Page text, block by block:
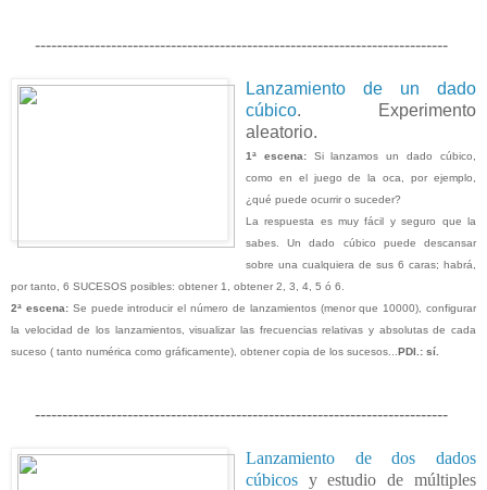
----------------------------------------------------------------------------
Lanzamiento de un dado
cúbico. Experimento
aleatorio.
1ª escena:Si lanzamos un dado cúbico,
como en el juego de la oca, por ejemplo,
¿qué puede ocurrir o suceder?
La respuesta es muy fácil y seguro que la
sabes. Un dado cúbico puede descansar
sobre una cualquiera de sus 6 caras; habrá,
por tanto, 6 SUCESOS posibles: obtener 1, obtener 2, 3, 4, 5 ó 6.
2ª escena:Se puede introducir el número de lanzamientos (menor que 10000), configurar
la velocidad de los lanzamientos, visualizar las frecuencias relativas y absolutas de cada
suceso ( tanto numérica como gráficamente), obtener copia de los sucesos... PDI.: sí.
----------------------------------------------------------------------------
Lanzamiento de dos dados
cúbicosy estudio de múltiples